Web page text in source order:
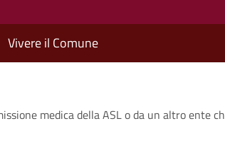
Vivere il Comune
medica della ASL o da un altro ente